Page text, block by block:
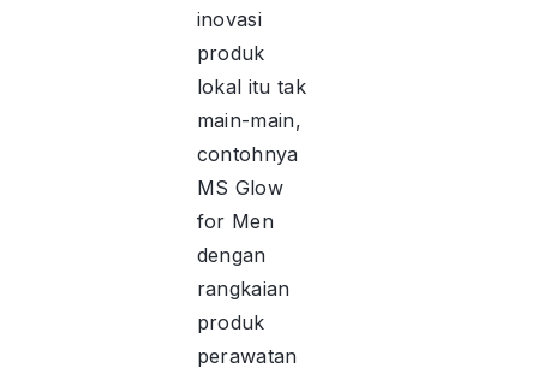
inovasi
produk
lokal itu tak
main-main,
contohnya
MS Glow
for Men
dengan
rangkaian
produk
perawatan